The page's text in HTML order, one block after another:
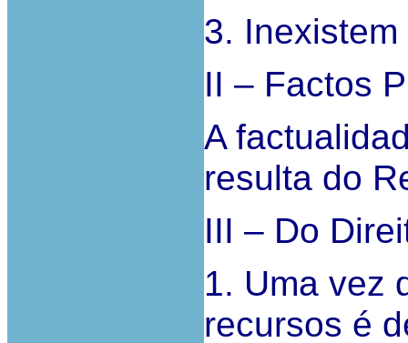
3.
II – Factos
A
resulta do
III – Do
1. Uma vez
recursos é